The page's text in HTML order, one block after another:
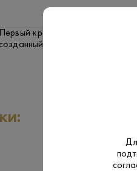
Первый крепкий алкогольный
созданный на основе спирта